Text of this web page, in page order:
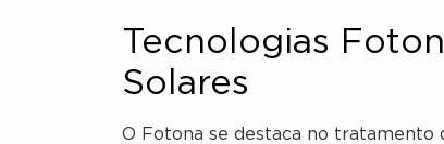
Tecnologias
Solares
O Fotona se destaca no tratamento